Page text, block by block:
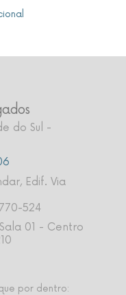
do Sul -
Edif. Via
524
01 - Centro
por dentro: